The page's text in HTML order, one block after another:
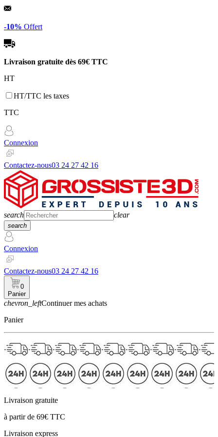
Panneau de gestion des cookies
-10% Offert
Livraison gratuite dès 69€ TTC
HT
HT/TTC les taxes
TTC
Connexion
Contactez-nous03 24 27 42 16
search clear
search
Connexion
Contactez-nous03 24 27 42 16
0
Panier
chevron_leftContinuer mes achats
Panier
Livraison gratuite
à partir de 69€ TTC
Livraison express